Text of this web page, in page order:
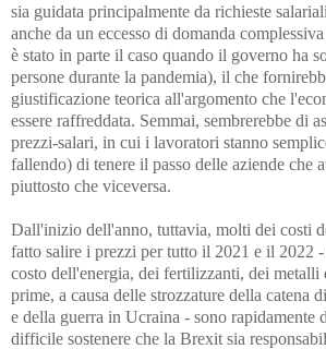
sia guidata principalmente da richieste
anche da un eccesso di domanda
è stato in parte il caso quando il governo ha
persone durante la pandemia), il che
giustificazione teorica all'argomento che
essere raffreddata. Semmai, sembrerebbe di
prezzi-salari, in cui i lavoratori stanno
fallendo) di tenere il passo delle aziende che
piuttosto che viceversa.
Dall'inizio dell'anno, tuttavia, molti dei costi
fatto salire i prezzi per tutto il 2021 e il 2022
costo dell'energia, dei fertilizzanti, dei metalli
prime, a causa delle strozzature della catena
e della guerra in Ucraina - sono rapidamente
difficile sostenere che la Brexit sia